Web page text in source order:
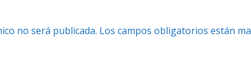
no será publicada. Los campos obligatorios están